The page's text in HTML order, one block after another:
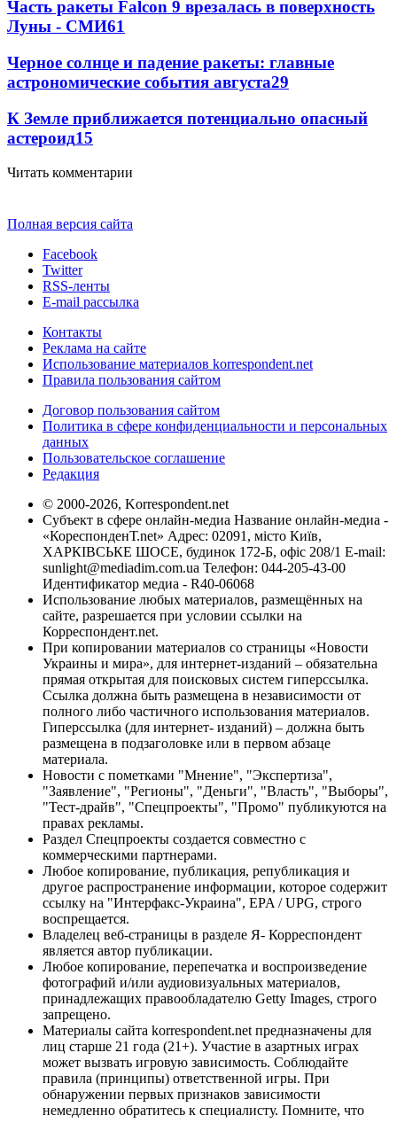
Часть ракеты Falcon 9 врезалась в поверхность
Луны - СМИ61
Черное солнце и падение ракеты: главные
астрономические события августа29
К Земле приближается потенциально опасный
астероид15
Читать комментарии
Полная версия сайта
Facebook
Twitter
RSS-ленты
E-mail рассылка
Контакты
Реклама на сайте
Использование материалов korrespondent.net
Правила пользования сайтом
Договор пользования сайтом
Политика в сфере конфиденциальности и персональных
данных
Пользовательское соглашение
Редакция
© 2000-2026, Korrespondent.net
Субъект в сфере онлайн-медиа Название онлайн-медиа -
«КореспонденТ.net» Адрес: 02091, місто Київ,
ХАРКІВСЬКЕ ШОСЕ, будинок 172-Б, офіс 208/1 E-mail:
sunlight@mediadim.com.ua Телефон: 044-205-43-00
Идентификатор медиа - R40-06068
Использование любых материалов, размещённых на
сайте, разрешается при условии ссылки на
Корреспондент.net.
При копировании материалов со страницы «Новости
Украины и мира», для интернет-изданий – обязательна
прямая открытая для поисковых систем гиперссылка.
Ссылка должна быть размещена в независимости от
полного либо частичного использования материалов.
Гиперссылка (для интернет- изданий) – должна быть
размещена в подзаголовке или в первом абзаце
материала.
Новости с пометками "Мнение", "Экспертиза",
"Заявление", "Регионы", "Деньги", "Власть", "Выборы",
"Тест-драйв", "Спецпроекты", "Промо" публикуются на
правах рекламы.
Раздел Спецпроекты создается совместно с
коммерческими партнерами.
Любое копирование, публикация, републикация и
другое распространение информации, которое содержит
ссылку на "Интерфакс-Украина", EPA / UPG, строго
воспрещается.
Владелец веб-страницы в разделе Я- Корреспондент
является автор публикации.
Любое копирование, перепечатка и воспроизведение
фотографий и/или аудиовизуальных материалов,
принадлежащих правообладателю Getty Images, строго
запрещено.
Материалы сайта korrespondent.net предназначены для
лиц старше 21 года (21+). Участие в азартных играх
может вызвать игровую зависимость. Соблюдайте
правила (принципы) ответственной игры. При
обнаружении первых признаков зависимости
немедленно обратитесь к специалисту. Помните, что